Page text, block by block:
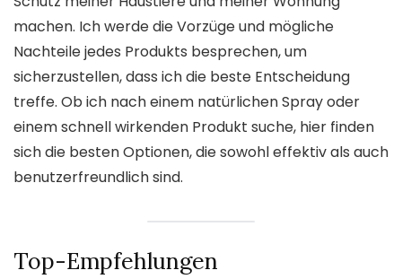
machen. Ich werde die Vorzüge und mögliche
Nachteile jedes Produkts besprechen, um
sicherzustellen, dass ich die beste Entscheidung
treffe. Ob ich nach einem natürlichen Spray oder
einem schnell wirkenden Produkt suche, hier finden
sich die besten Optionen, die sowohl effektiv als auch
benutzerfreundlich sind.
Top-Empfehlungen